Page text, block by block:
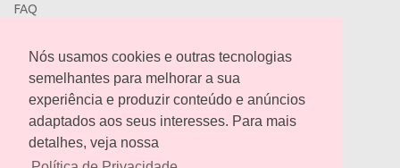
Nós usamos cookies e outras tecnologias
semelhantes para melhorar a sua
experiência e produzir conteúdo e anúncios
adaptados aos seus interesses. Para mais
detalhes, veja nossa
FAQ
Política de privacidade
contato@benfeitoria.com